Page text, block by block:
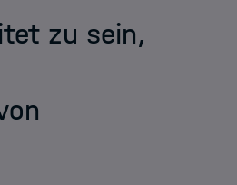
zu sein,